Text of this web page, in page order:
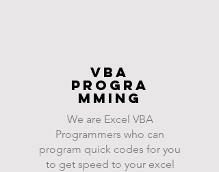
VBA
progra
mming
We are Excel VBA
Programmers who can
program quick codes for you
to get speed to your excel